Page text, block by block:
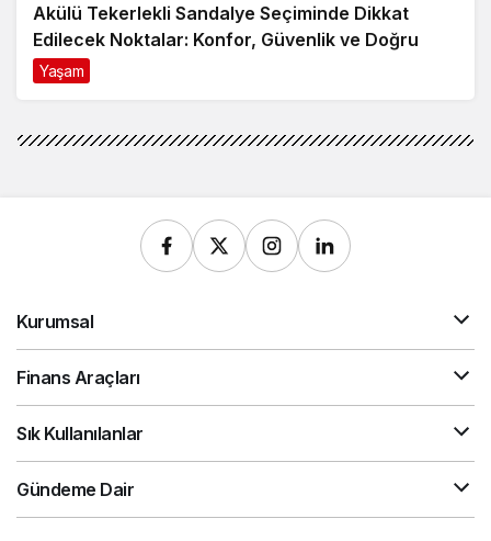
Akülü Tekerlekli Sandalye Seçiminde Dikkat
Edilecek Noktalar: Konfor, Güvenlik ve Doğru
Model Tercihi
Yaşam
Kurumsal
Finans Araçları
Sık Kullanılanlar
Gündeme Dair